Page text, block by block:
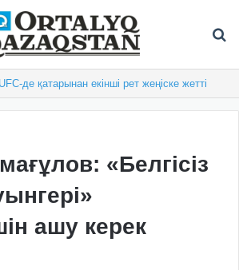
Астанадағы «Болашақ ойындарына» 50 елден 800 спортшы жиналды
«Белгісіз
ашу керек